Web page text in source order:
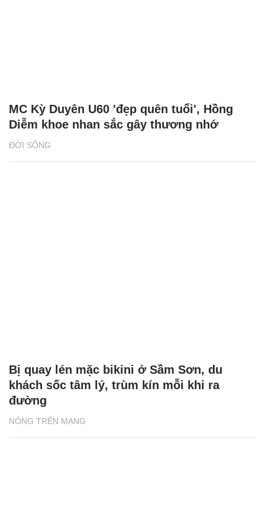
ĐỜI SỐNG
MC Kỳ Duyên U60 'đẹp quên tuổi', Hồng
Diễm khoe nhan sắc gây thương nhớ
NÓNG TRÊN MẠNG
Bị quay lén mặc bikini ở Sầm Sơn, du
khách sốc tâm lý, trùm kín mỗi khi ra
đường